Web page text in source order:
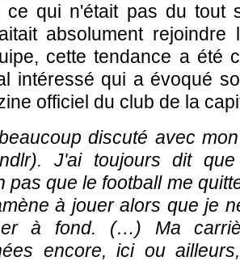
ce qui n'était pas du tout
absolument rejoindre
cette tendance a été
intéressé qui a évoqué
officiel du club de la
discuté avec
J'ai toujours dit
pas que le football me
à jouer alors que je
à fond. (…) Ma
encore, ici ou